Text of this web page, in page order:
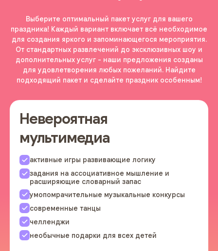
Выберите оптимальный пакет услуг для вашего
праздника! Каждый вариант включает всё необходимое
для создания яркого и запоминающегося мероприятия.
От стандартных развлечений до эксклюзивных шоу и
дополнительных услуг - наши предложения созданы
для удовлетворения любых пожеланий. Найдите
подходящий пакет и сделайте праздник особенным!
Невероятная
мультимедиа
активные игры развивающие логику
задания на ассоциативное мышление и
расширяющие словарный запас
умопомрачительные музыкальные конкурсы
современные танцы
челленджи
необычные подарки для всех детей